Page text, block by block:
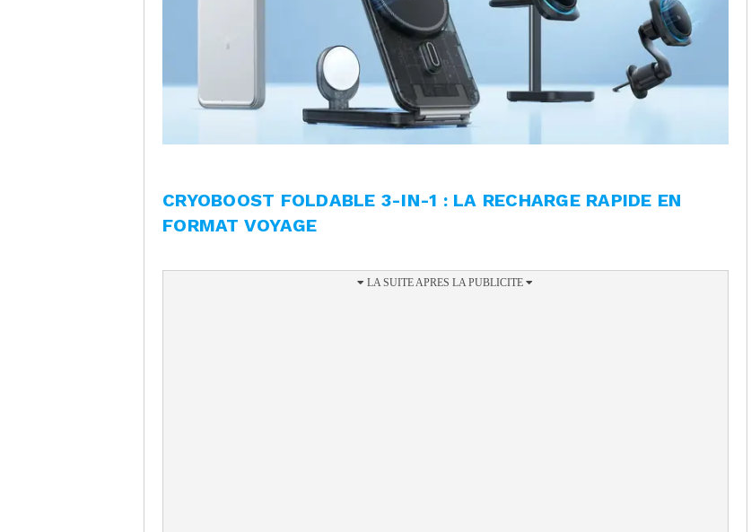
CRYOBOOST FOLDABLE 3-IN-1 : LA RECHARGE RAPIDE EN
FORMAT VOYAGE